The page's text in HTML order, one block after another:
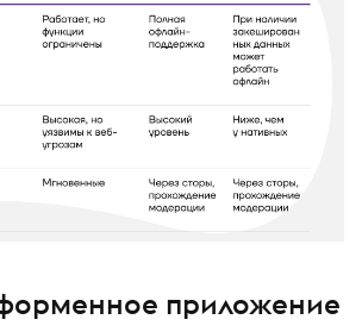
приложение